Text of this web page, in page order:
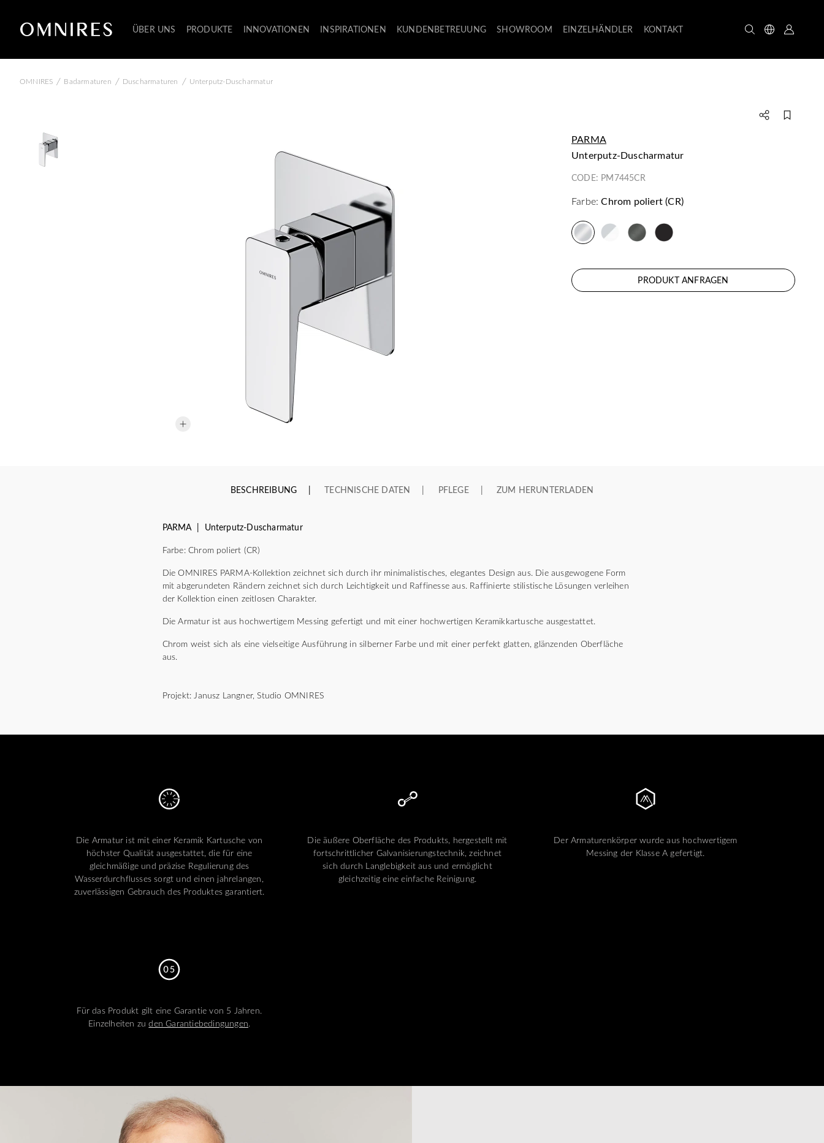
ÜBER UNS PRODUKTE INNOVATIONEN INSPIRATIONEN KUNDENBETREUUNG SHOWROOM EINZELHÄNDLER KONTAKT
OMNIRES / Badarmaturen / Duscharmaturen / Unterputz-Duscharmatur
PARMA
Unterputz-Duscharmatur
CODE: PM7445CR
Farbe: Chrom poliert (CR)
PRODUKT ANFRAGEN
BESCHREIBUNG TECHNISCHE DATEN PFLEGE ZUM HERUNTERLADEN
PARMA | Unterputz-Duscharmatur
Farbe: Chrom poliert (CR)
Die OMNIRES PARMA-Kollektion zeichnet sich durch ihr minimalistisches, elegantes Design aus. Die ausgewogene Form
mit abgerundeten Rändern zeichnet sich durch Leichtigkeit und Raffinesse aus. Raffinierte stilistische Lösungen verleihen
der Kollektion einen zeitlosen Charakter.
Die Armatur ist aus hochwertigem Messing gefertigt und mit einer hochwertigen Keramikkartusche ausgestattet.
Chrom weist sich als eine vielseitige Ausführung in silberner Farbe und mit einer perfekt glatten, glänzenden Oberfläche
aus.
Projekt: Janusz Langner, Studio OMNIRES
Die Armatur ist mit einer Keramik Kartusche von
höchster Qualität ausgestattet, die für eine
gleichmäßige und präzise Regulierung des
Wasserdurchflusses sorgt und einen jahrelangen,
zuverlässigen Gebrauch des Produktes garantiert.
Die äußere Oberfläche des Produkts, hergestellt mit
fortschrittlicher Galvanisierungstechnik, zeichnet
sich durch Langlebigkeit aus und ermöglicht
gleichzeitig eine einfache Reinigung.
Der Armaturenkörper wurde aus hochwertigem
Messing der Klasse A gefertigt.
Für das Produkt gilt eine Garantie von 5 Jahren.
Einzelheiten zuden Garantiebedingungen.